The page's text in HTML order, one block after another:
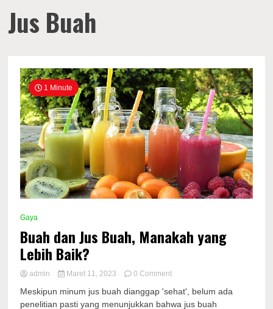
Jus Buah
1 Minute
Gaya
Buah dan Jus Buah, Manakah yang
Lebih Baik?
admin Maret 11, 2023 0 Commenton
dan
Jus
Meskipun minum jus buah dianggap 'sehat', belum ada
penelitian pasti yang menunjukkan bahwa jus buah